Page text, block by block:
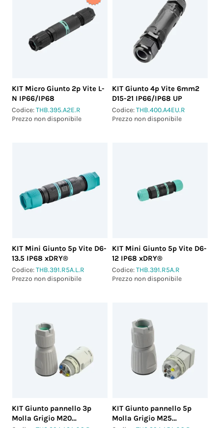
KIT Micro Giunto 2p Vite L-
N IP66/IP68
Codice:THB.395.A2E.R
Prezzo non disponibile
KIT Giunto 4p Vite 6mm2
D15-21 IP66/IP68 UP
Codice:THB.400.A4EU.R
Prezzo non disponibile
KIT Mini Giunto 5p Vite D6-
13.5 IP68 xDRY®
Codice:THB.391.R5A.L.R
Prezzo non disponibile
KIT Mini Giunto 5p Vite D6-
12 IP68 xDRY®
Codice:THB.391.R5A.R
Prezzo non disponibile
KIT Giunto pannello 3p
Molla Grigio M20
KIT Giunto pannello 5p
Molla Grigio M25